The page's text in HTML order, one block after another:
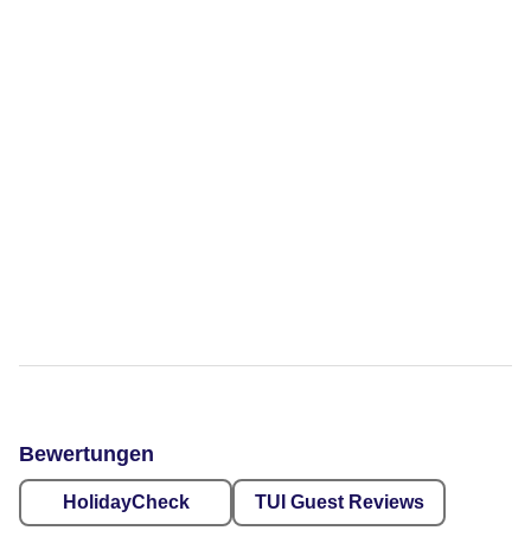
Bewertungen
HolidayCheck TUI Guest Reviews